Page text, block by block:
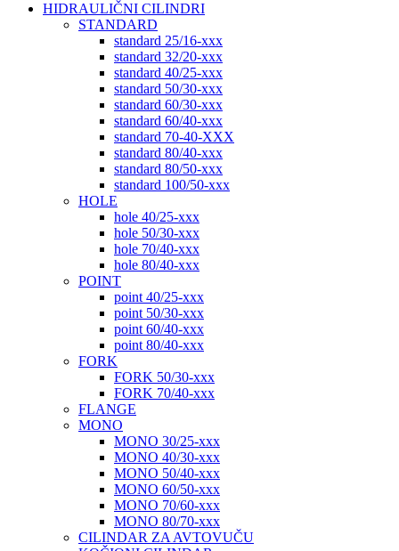
HIDRAULIČNI CILINDRI
STANDARD
standard 25/16-xxx
standard 32/20-xxx
standard 40/25-xxx
standard 50/30-xxx
standard 60/30-xxx
standard 60/40-xxx
standard 70-40-XXX
standard 80/40-xxx
standard 80/50-xxx
standard 100/50-xxx
HOLE
hole 40/25-xxx
hole 50/30-xxx
hole 70/40-xxx
hole 80/40-xxx
POINT
point 40/25-xxx
point 50/30-xxx
point 60/40-xxx
point 80/40-xxx
FORK
FORK 50/30-xxx
FORK 70/40-xxx
FLANGE
MONO
MONO 30/25-xxx
MONO 40/30-xxx
MONO 50/40-xxx
MONO 60/50-xxx
MONO 70/60-xxx
MONO 80/70-xxx
CILINDAR ZA AVTOVUČU